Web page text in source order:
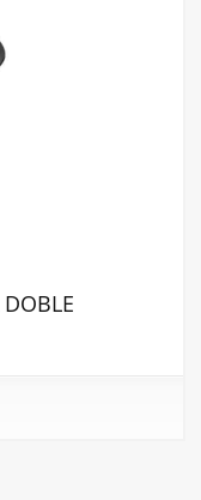
DOBLE